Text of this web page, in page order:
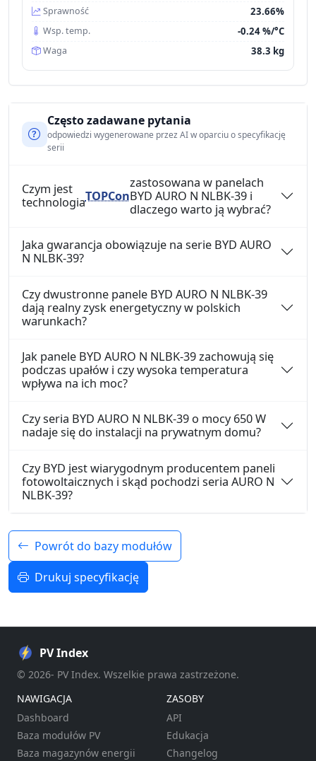
Sprawność
23.66%
Wsp. temp. -0.24 %/°C
Waga 38.3 kg
Często zadawane pytania
odpowiedzi wygenerowane przez AI w oparciu o specyfikację
serii
Czym jest
technologiaTOPCon
zastosowana w panelach
BYD AURO N NLBK-39 i
dlaczego warto ją wybrać?
Jaka gwarancja obowiązuje na serie BYD AURO
N NLBK-39?
Czy dwustronne panele BYD AURO N NLBK-39
dają realny zysk energetyczny w polskich
warunkach?
Jak panele BYD AURO N NLBK-39 zachowują się
podczas upałów i czy wysoka temperatura
wpływa na ich moc?
Czy seria BYD AURO N NLBK-39 o mocy 650 W
nadaje się do instalacji na prywatnym domu?
Czy BYD jest wiarygodnym producentem paneli
fotowoltaicznych i skąd pochodzi seria AURO N
NLBK-39?
Powrót do bazy modułów
Drukuj specyfikację
PV Index
© 2026- PV Index. Wszelkie prawa zastrzeżone.
NAWIGACJA
Dashboard
Baza modułów PV
Baza magazynów energii
ZASOBY
API
Edukacja
Changelog